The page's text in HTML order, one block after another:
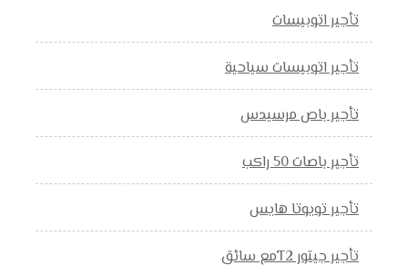
تأجير اتوبيسات
تأجير اتوبيسات سياحية
تأجير باص مرسيدس
تأجير باصات 50 راكب
تأجير تويوتا هايس
تأجير جيتور T2مع سائق